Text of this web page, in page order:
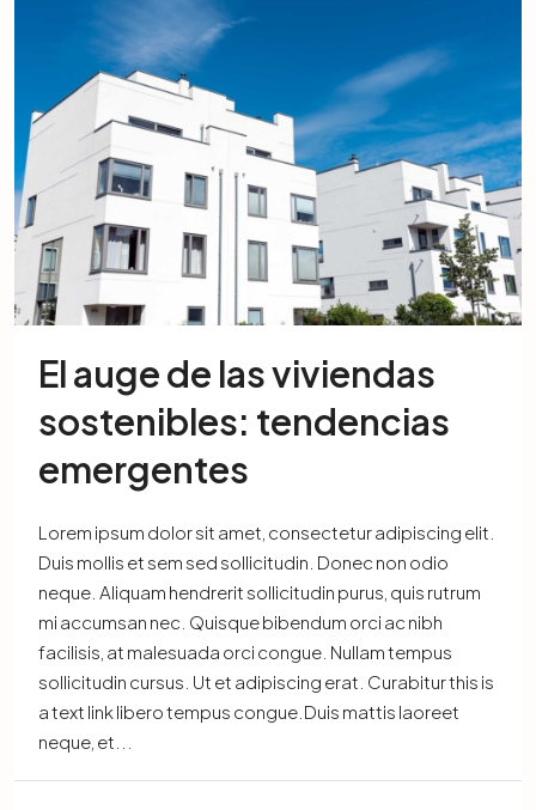
El auge de las viviendas
sostenibles: tendencias
emergentes
Lorem ipsum dolor sit amet, consectetur adipiscing elit.
Duis mollis et sem sed sollicitudin. Donec non odio
neque. Aliquam hendrerit sollicitudin purus, quis rutrum
mi accumsan nec. Quisque bibendum orci ac nibh
facilisis, at malesuada orci congue. Nullam tempus
sollicitudin cursus. Ut et adipiscing erat. Curabitur this is
a text link libero tempus congue.Duis mattis laoreet
neque, et...